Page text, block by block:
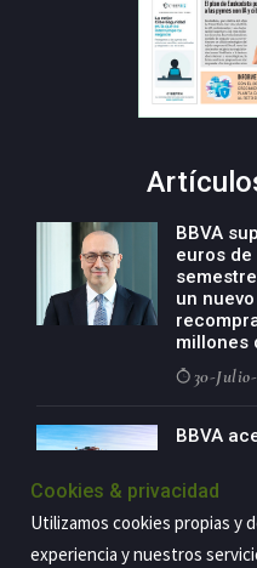
BBVA
euros
un
millones
30-
BBVA
de
países
29-
Cookies & privacidad
Utilizamos cookies propias y
experiencia y nuestros